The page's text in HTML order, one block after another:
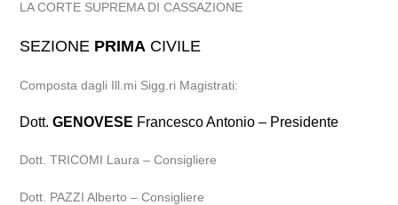
LA CORTE SUPREMA DI CASSAZIONE
SEZIONE PRIMA CIVILE
Composta dagli Ill.mi Sigg.ri Magistrati:
Dott.GENOVESE Francesco Antonio – Presidente
Dott. TRICOMI Laura – Consigliere
Dott. PAZZI Alberto – Consigliere